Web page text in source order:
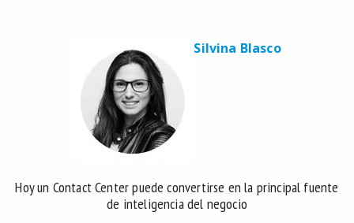
Silvina Blasco
Hoy un Contact Center puede convertirse en la principal fuente
de inteligencia del negocio